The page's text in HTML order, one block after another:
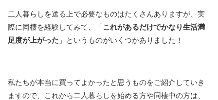
二人暮らしを送る上で必要なものはたくさんありますが、実
際に同棲を経験してみて、「これがあるだけでかなり生活満
足度が上がった 」というものがいくつかありました！
私たちが本当に買ってよかったと思うものをご紹介していき
ますので、これから二人暮らしを始める方や同棲中の方は、